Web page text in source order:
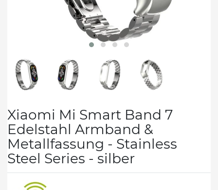
Xiaomi Mi Smart Band 7
Edelstahl Armband &
Metallfassung - Stainless
Steel Series - silber